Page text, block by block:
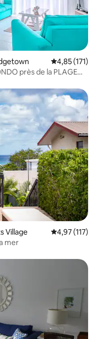
Évaluation
4,85 (171)
près de la PLAGE
appréciés
Village Évaluation
4,97 (117)
mer
appréciés